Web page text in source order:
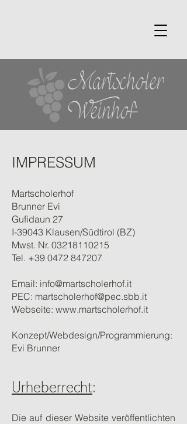
IMPRESSUM
Martscholerhof
Brunner Evi
Gufidaun 27
I-39043 Klausen/Südtirol (BZ)
Mwst. Nr. 03218110215
Tel. +39 0472 847207
Email: info@martscholerhof.it
PEC: martscholerhof@pec.sbb.it
Webseite: www.martscholerhof.it
Konzept/Webdesign/Programmierung:
Evi Brunner
Urheberrecht:
Die auf dieser Website veröffentlichten